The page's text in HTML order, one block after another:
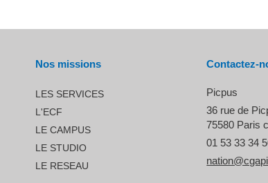
Nos missions
LES SERVICES
L'ECF
LE CAMPUS
LE STUDIO
LE RESEAU
Contactez-
Picpus
36 rue de
75580 Paris
01 53 33 34